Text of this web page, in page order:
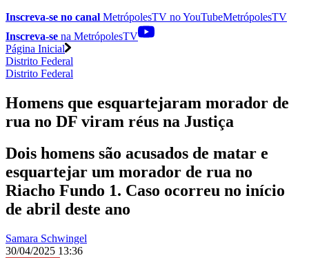
Inscreva-se no canal MetrópolesTV noYouTubeMetrópolesTV
Inscreva-se na MetrópolesTV
Página Inicial
Distrito Federal
Distrito Federal
Homens que esquartejaram morador de
rua no DF viram réus na Justiça
Dois homens são acusados de matar e
esquartejar um morador de rua no
Riacho Fundo 1. Caso ocorreu no início
de abril deste ano
Samara Schwingel
30/04/2025 13:36